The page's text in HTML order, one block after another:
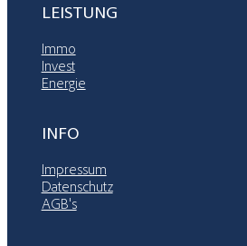
LEISTUNG
Immo
Invest
Energie
INFO
Impressum
Datenschutz
AGB's